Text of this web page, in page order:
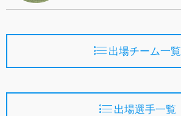
出場チーム一覧
出場選手一覧